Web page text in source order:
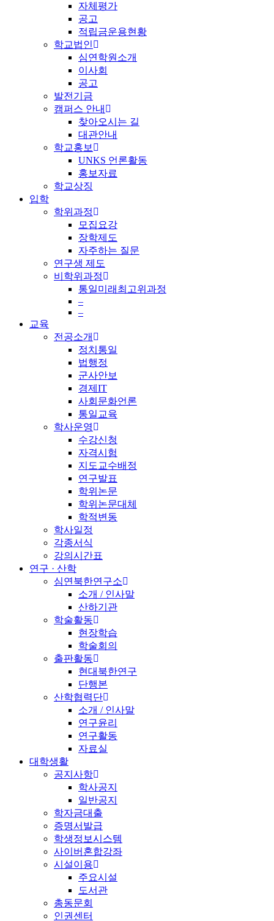
자체평가
공고
적립금운용현황
학교법인
심연학원소개
이사회
공고
발전기금
캠퍼스 안내
찾아오시는 길
대관안내
학교홍보
UNKS 언론활동
홍보자료
학교상징
입학
학위과정
모집요강
장학제도
자주하는 질문
연구생 제도
비학위과정
통일미래최고위과정
–
–
교육
전공소개
정치통일
법행정
군사안보
경제IT
사회문화언론
통일교육
학사운영
수강신청
자격시험
지도교수배정
연구발표
학위논문
학위논문대체
학적변동
학사일정
각종서식
강의시간표
연구 · 산학
심연북한연구소
소개 / 인사말
산하기관
학술활동
현장학습
학술회의
출판활동
현대북한연구
단행본
산학협력단
소개 / 인사말
연구윤리
연구활동
자료실
대학생활
공지사항
학사공지
일반공지
학자금대출
증명서발급
학생정보시스템
사이버혼합강좌
시설이용
주요시설
도서관
총동문회
인권센터